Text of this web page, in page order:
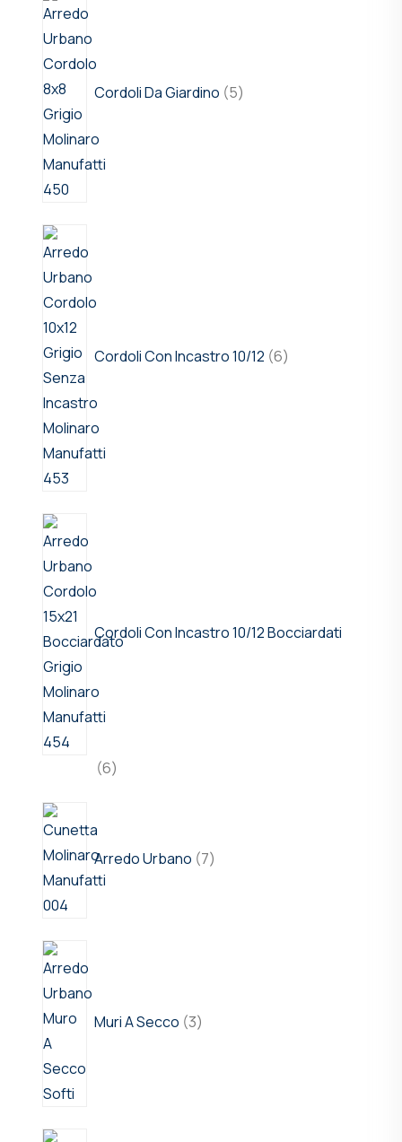
Cordoli Da Giardino 5
Cordoli Con Incastro 10/12 6
Cordoli Con Incastro 10/12 Bocciardati
6
Arredo Urbano 7
Muri A Secco 3